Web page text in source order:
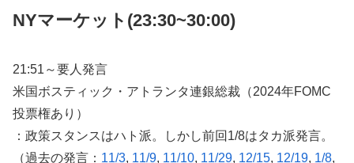
NYマーケット (23:30~30:00)
21:51～要人発言
米国ボスティック・アトランタ連銀総裁（2024年FOMC
投票権あり）
：政策スタンスはハト派。しかし前回1/8はタカ派発言。
（過去の発言： 11/3, 11/9, 11/10, 11/29, 12/15, 12/19, 1/8,